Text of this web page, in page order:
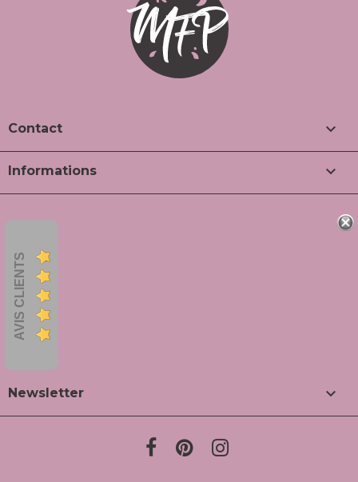
Contact 
Informations 
AVIS CLIENTS
Newsletter 